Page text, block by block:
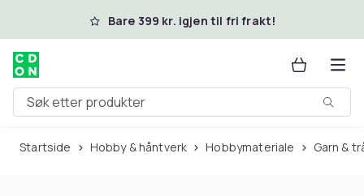
Hopp til hovedinnholdBare 399 kr. igjen til fri frakt!
Søk etter produkter
Startside Hobby & håntverk Hobbymateriale Garn &